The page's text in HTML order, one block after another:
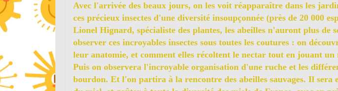
Avec l'arrivée des beaux jours, on les voit réapparaître dans les
ces précieux insectes d'une diversité insoupçonnée (près de 20 000
Lionel Hignard, spécialiste des plantes, les abeilles n'auront plus
observer ces incroyables insectes sous toutes les coutures : on
leur anatomie, et comment elles récoltent le nectar tout en jouant
Puis on observera l'incroyable organisation d'une ruche et les
bourdon. Et l'on partira à la rencontre des abeilles sauvages. Il